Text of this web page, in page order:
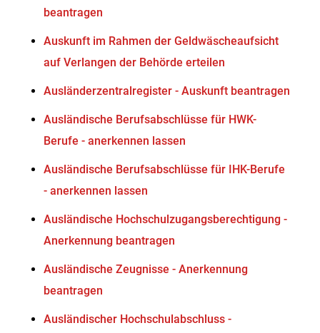
beantragen
Auskunft im Rahmen der Geldwäscheaufsicht
auf Verlangen der Behörde erteilen
Ausländerzentralregister - Auskunft beantragen
Ausländische Berufsabschlüsse für HWK-
Berufe - anerkennen lassen
Ausländische Berufsabschlüsse für IHK-Berufe
- anerkennen lassen
Ausländische Hochschulzugangsberechtigung -
Anerkennung beantragen
Ausländische Zeugnisse - Anerkennung
beantragen
Ausländischer Hochschulabschluss -